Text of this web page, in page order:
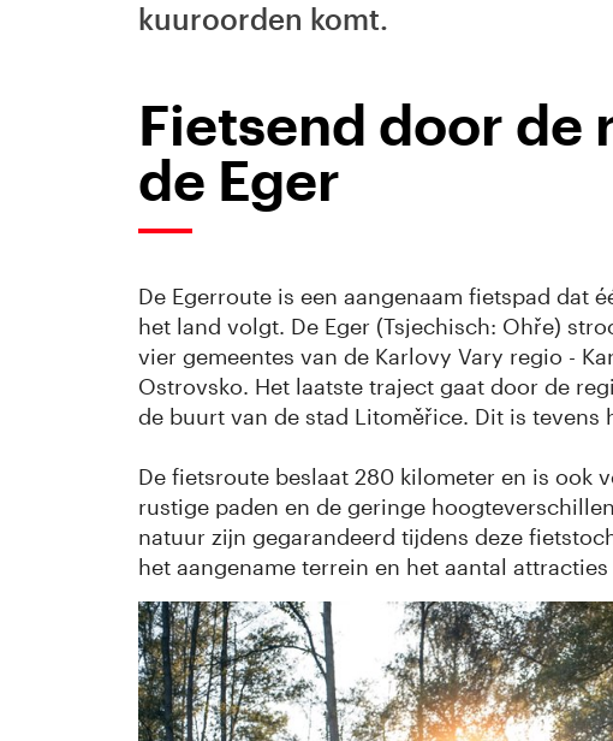
kuuroorden komt.
Fietsend door de
de Eger
De Egerroute is een aangenaam fietspad dat
het land volgt. De Eger (Tsjechisch: Ohře)
vier gemeentes van de Karlovy Vary regio -
Ostrovsko. Het laatste traject gaat door de
de buurt van de stad Litoměřice. Dit is tevens
De fietsroute beslaat 280 kilometer en is ook
rustige paden en de geringe
natuur zijn gegarandeerd tijdens deze
het aangename terrein en het aantal